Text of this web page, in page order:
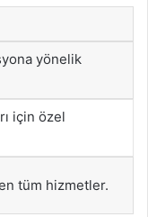
yönelik
için özel
tüm hizmetler.